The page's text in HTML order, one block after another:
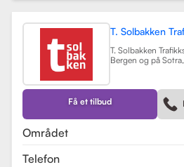
T. Solbakken
T. Solbakken
Bergen og på
Skolen tilbyr et
førerkortklasser,
for personbil,
motorsykler, samt
Få et tilbud
Området
Telefon